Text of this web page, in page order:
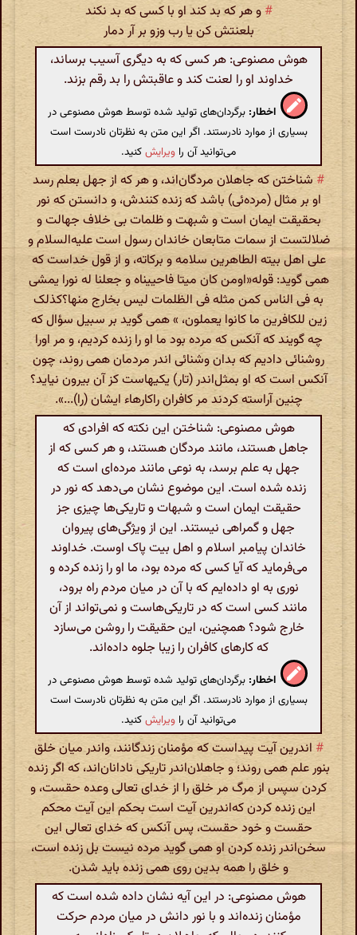
# و هر که بد کند او با کسی که بد نکند
بلعنتش کن یا رب وزو بر آر دمار
هوش مصنوعی: هر کسی که به دیگری آسیب برساند،
خداوند او را لعنت کند و عاقبتش را بد رقم بزند.
اخطار: برگردان‌های تولید شده توسط هوش مصنوعی در
بسیاری از موارد نادرستند. اگر این متن به نظرتان نادرست است
می‌توانید آن را ویرایشکنید.
# شناختن که جاهلان مردگان‌اند، و هر که از جهل بعلم رسد
او بر مثال (مرده‌ئی) باشد که زنده کنندش، و دانستن که نور
بحقیقت ایمان است و شبهت و ظلمات بی خلاف جهالت و
ضلالتست از سمات متابعان خاندان رسول است علیه‌السلام و
علی اهل بیته الطاهرین سلامه و برکاته، و از قول خداست که
همی گوید: قوله«اومن کان میتا فاحییناه و جعلنا له نورا یمشی
به فی الناس کمن مثله فی الظلمات لیس بخارج منها؟کذلک
زین للکافرین ما کانوا یعملون، » همی گوید بر سبیل سؤال که
چه گویند که آنکس که مرده بود ما او را زنده کردیم، و مر اورا
روشنائی دادیم که بدان وشنائی ‌اندر مردمان همی روند، چون
آنکس است که او بمثل‌اندر (تار) یکیهاست کز آن بیرون نیاید؟
چنین آراسته کردند مر کافران راکارهاء ایشان (را)...».
هوش مصنوعی: شناختن این نکته که افرادی که
جاهل هستند، مانند مردگان هستند، و هر کسی که از
جهل به علم برسد، به نوعی مانند مرده‌ای است که
زنده شده است. این موضوع نشان می‌دهد که نور در
حقیقت ایمان است و شبهات و تاریکی‌ها چیزی جز
جهل و گمراهی نیستند. این از ویژگی‌های پیروان
خاندان پیامبر اسلام و اهل بیت پاک اوست. خداوند
می‌فرماید که آیا کسی که مرده بود، ما او را زنده کرده و
نوری به او داده‌ایم که با آن در میان مردم راه برود،
مانند کسی است که در تاریکی‌هاست و نمی‌تواند از آن
خارج شود؟ همچنین، این حقیقت را روشن می‌سازد
که کارهای کافران را زیبا جلوه داده‌اند.
اخطار: برگردان‌های تولید شده توسط هوش مصنوعی در
بسیاری از موارد نادرستند. اگر این متن به نظرتان نادرست است
می‌توانید آن را ویرایشکنید.
# ‌اندرین آیت پیداست که مؤمنان زندگانند، و‌اندر میان خلق
بنور علم همی روند؛ و جاهلان‌اندر تاریکی نادانان‌اند، که اگر زنده
کردن سپس از مرگ مر خلق را از خدای تعالی وعده حقست، و
این زنده کردن که‌اندرین آیت است بحکم این آیت محکم
حقست و خود حقست، پس آنکس که خدای تعالی این
سخن‌اندر زنده کردن او همی گوید مرده نیست بل زنده است،
و خلق را همه بدین روی همی زنده باید شدن.
هوش مصنوعی: در این آیه نشان داده شده است که
مؤمنان زنده‌اند و با نور دانش در میان مردم حرکت